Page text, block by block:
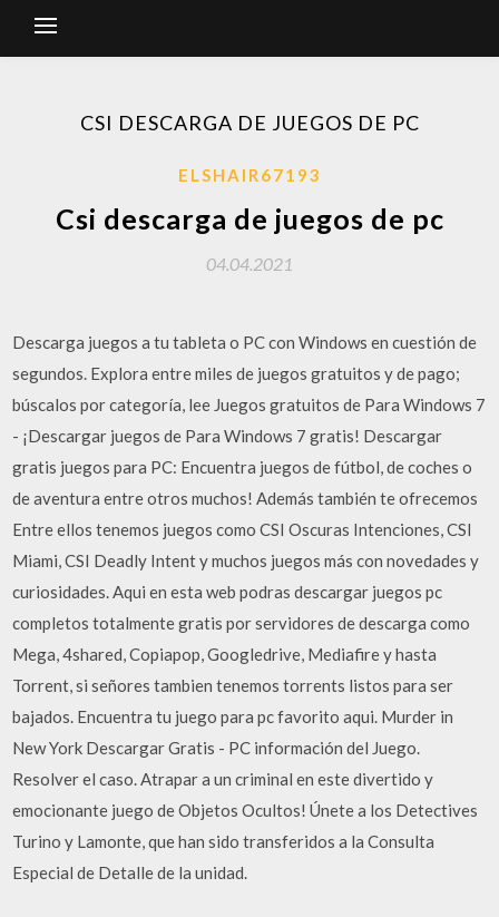
CSI DESCARGA DE JUEGOS DE PC
ELSHAIR67193
Csi descarga de juegos de pc
04.04.2021
Descarga juegos a tu tableta o PC con Windows en cuestión de
segundos. Explora entre miles de juegos gratuitos y de pago;
búscalos por categoría, lee Juegos gratuitos de Para Windows 7
- ¡Descargar juegos de Para Windows 7 gratis! Descargar
gratis juegos para PC: Encuentra juegos de fútbol, de coches o
de aventura entre otros muchos! Además también te ofrecemos
Entre ellos tenemos juegos como CSI Oscuras Intenciones, CSI
Miami, CSI Deadly Intent y muchos juegos más con novedades y
curiosidades. Aqui en esta web podras descargar juegos pc
completos totalmente gratis por servidores de descarga como
Mega, 4shared, Copiapop, Googledrive, Mediafire y hasta
Torrent, si señores tambien tenemos torrents listos para ser
bajados. Encuentra tu juego para pc favorito aqui. Murder in
New York Descargar Gratis - PC información del Juego.
Resolver el caso. Atrapar a un criminal en este divertido y
emocionante juego de Objetos Ocultos! Únete a los Detectives
Turino y Lamonte, que han sido transferidos a la Consulta
Especial de Detalle de la unidad.